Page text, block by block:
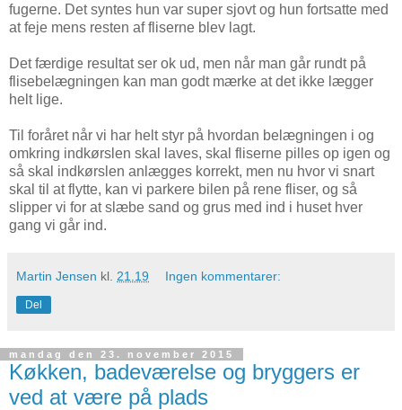
fugerne. Det syntes hun var super sjovt og hun fortsatte med
at feje mens resten af fliserne blev lagt.
Det færdige resultat ser ok ud, men når man går rundt på
flisebelægningen kan man godt mærke at det ikke lægger
helt lige.
Til foråret når vi har helt styr på hvordan belægningen i og
omkring indkørslen skal laves, skal fliserne pilles op igen og
så skal indkørslen anlægges korrekt, men nu hvor vi snart
skal til at flytte, kan vi parkere bilen på rene fliser, og så
slipper vi for at slæbe sand og grus med ind i huset hver
gang vi går ind.
Martin Jensen kl. 21.19 Ingen kommentarer:
Del
mandag den 23. november 2015
Køkken, badeværelse og bryggers er
ved at være på plads